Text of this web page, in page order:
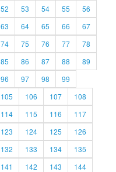
52 53 54 55
56
63 64 65 66
67
74 75 76 77
78
85 86 87 88
89
96 97 98
99
105 106 107
108
114 115 116
117
123 124 125
126
132 133 134
135
141 142 143
144